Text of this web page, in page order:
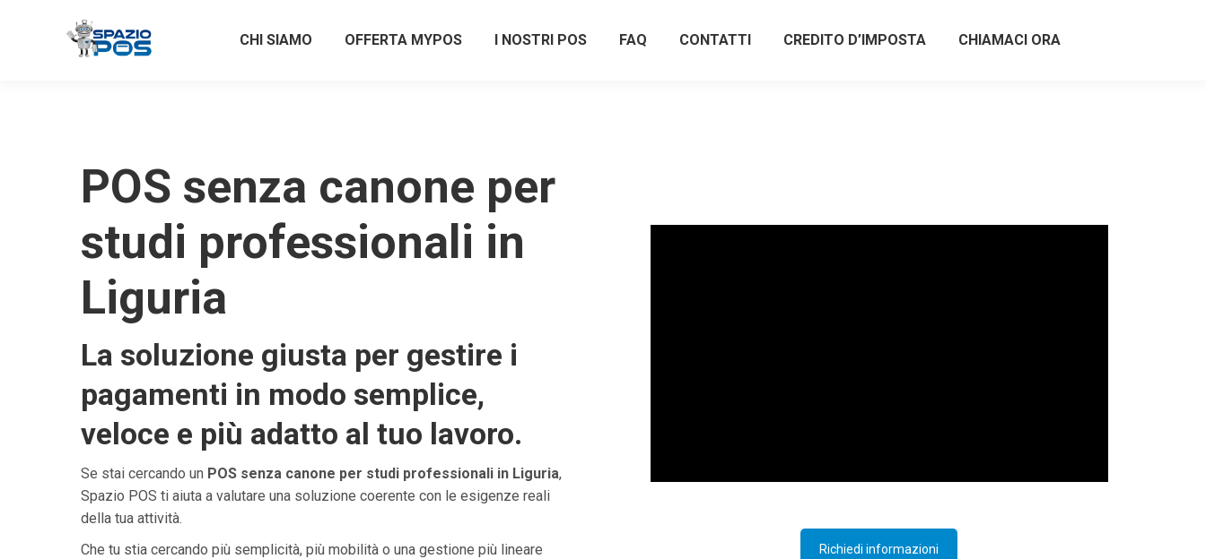
CHI SIAMO OFFERTA MYPOS I NOSTRI POS FAQ CONTATTI CREDITO D’IMPOSTA CHIAMACI ORA
POS senza canone per
studi professionali in
Liguria
La soluzione giusta per gestire i
pagamenti in modo semplice,
veloce e più adatto al tuo lavoro.
Se stai cercando un POS senza canone per studi professionali in Liguria,
Spazio POS ti aiuta a valutare una soluzione coerente con le esigenze reali
della tua attività.
Che tu stia cercando più semplicità, più mobilità o una gestione più lineare
Richiedi informazioni